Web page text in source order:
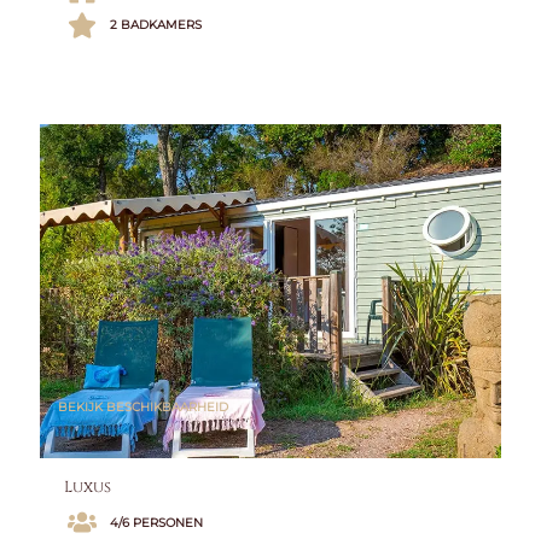
2 BADKAMERS
BEKIJK BESCHIKBAARHEID
Luxus
4/6 PERSONEN